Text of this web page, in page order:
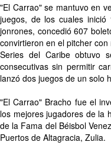
"El Carrao" se mantuvo en
juegos, de los cuales
jonrones, concedió 607
convirtieron en el pitcher
Series del Caribe obtuvo
consecutivas sin permitir
lanzó dos juegos de un solo
"El Carrao" Bracho fue el
los mejores jugadores de la
de la Fama del Béisbol
Puertos de Altagracia, Zulia.